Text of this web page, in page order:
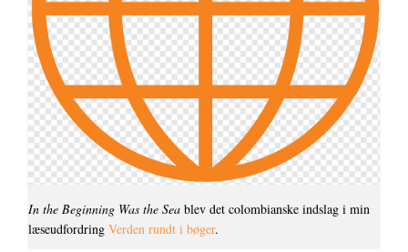
In the Beginning Was the Sea blev det colombianske indslag i min
læseudfordring Verden rundt i bøger.